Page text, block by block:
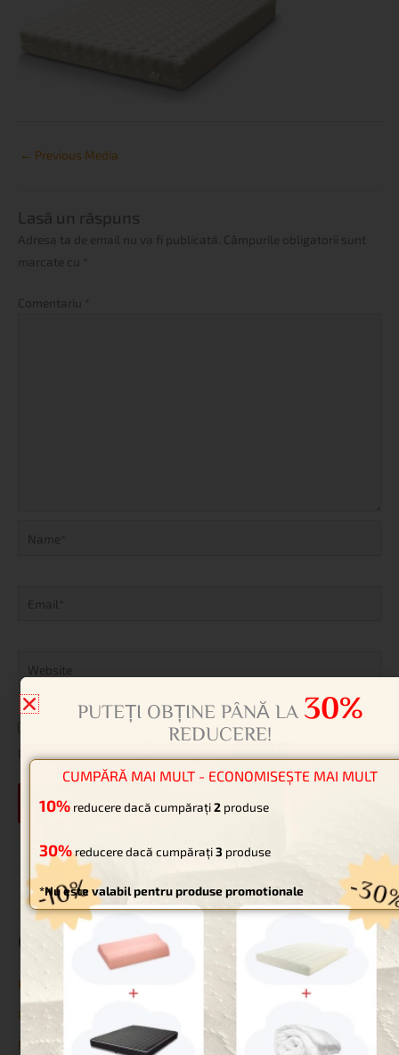
← Previous Media
Lasă un răspuns
Adresa ta de email nu va fi publicată. Câmpurile obligatorii sunt
marcate cu
Comentariu
Salvează-mi numele, emailul și site-ul web în acest navigator
Categorii
Paturi pentru animale de companie
Uncategorized
Reduceri
PUTEȚI OBȚINE PÂNĂ LA30%
REDUCERE!
CUMPĂRĂ MAI MULT - ECONOMISEȘTE MAI MULT
10% reducere dacă cumpărați2 produse
30%reducere dacă cumpărați3 produse
*Nu este valabil pentru produse promotionale